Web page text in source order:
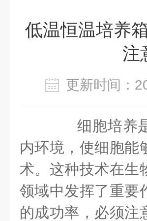
低温恒温培养
注
更新时间
细胞培养是
内环境，使细胞能
术。这种技术在生
领域中发挥了重要
的成功率，必须注